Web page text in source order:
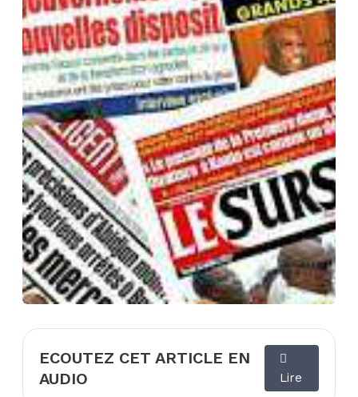
ECOUTEZ CET ARTICLE EN
AUDIO
Lire